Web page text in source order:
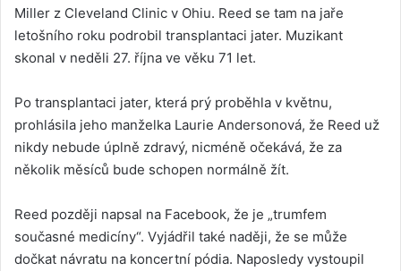
Miller z Cleveland Clinic v Ohiu. Reed se tam na jaře
letošního roku podrobil transplantaci jater. Muzikant
skonal v neděli 27. října ve věku 71 let.
Po transplantaci jater, která prý proběhla v květnu,
prohlásila jeho manželka Laurie Andersonová, že Reed už
nikdy nebude úplně zdravý, nicméně očekává, že za
několik měsíců bude schopen normálně žít.
Reed později napsal na Facebook, že je „trumfem
současné medicíny“. Vyjádřil také naději, že se může
dočkat návratu na koncertní pódia. Naposledy vystoupil